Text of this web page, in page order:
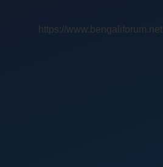
https://www.bengaliforum.net